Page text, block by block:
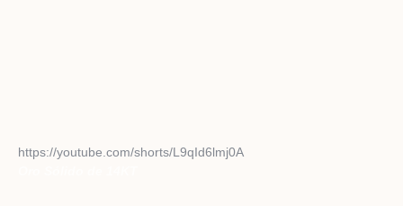
https://youtube.com/shorts/L9qId6lmj0A